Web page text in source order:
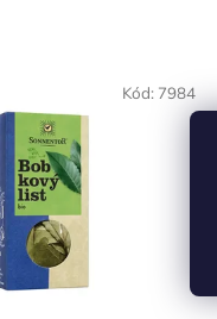
Kód: 7984